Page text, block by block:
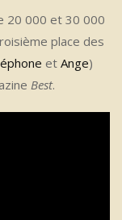
20 000 et 30 000
place des
et Ange)
Best.